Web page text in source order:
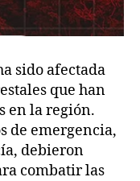
sido afectada
que han
en la región.
de emergencia,
debieron
combatir las